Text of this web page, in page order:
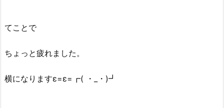
てことで
ちょっと疲れました。
横になりますε=ε=┏( ・_・)┛